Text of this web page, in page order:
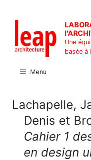
contenu
Une
basée à
Menu
Lachapelle,
Denis et
Cahier 1
en design